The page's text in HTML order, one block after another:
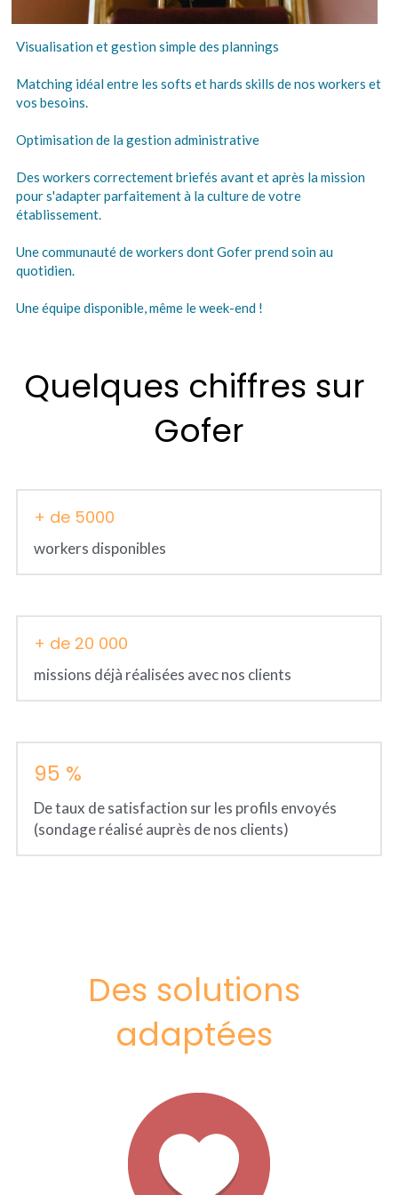
Visualisation et gestion simple des plannings
Matching idéal entre les softs et hards skills de nos workers et
vos besoins.
Optimisation de la gestion administrative
Des workers correctement briefés avant et après la mission
pour s'adapter parfaitement à la culture de votre
établissement.
Une communauté de workers dont Gofer prend soin au
quotidien.
Une équipe disponible, même le week-end !
Quelques chiffres sur
Gofer
+ de 5000
workers disponibles
+ de 20 000
missions déjà réalisées avec nos clients
95 %
De taux de satisfaction sur les profils envoyés
(sondage réalisé auprès de nos clients)
Des solutions
adaptées